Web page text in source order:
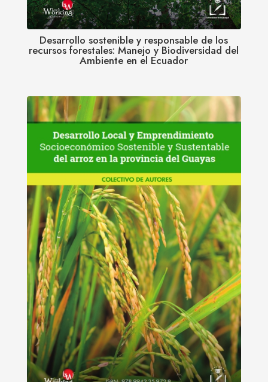
Desarrollo sostenible y responsable de los
recursos forestales: Manejo y Biodiversidad del
Ambiente en el Ecuador